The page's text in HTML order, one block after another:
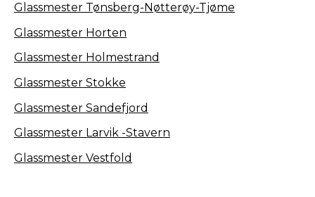
Glassmester Tønsberg-Nøtterøy-Tjøme
Glassmester Horten
Glassmester Holmestrand
Glassmester Stokke
Glassmester Sandefjord
Glassmester Larvik -Stavern
Glassmester Vestfold